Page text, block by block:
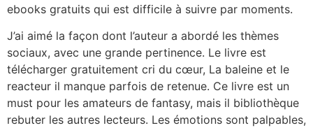
ebooks gratuits qui est difficile à suivre par moments.
J’ai aimé la façon dont l’auteur a abordé les thèmes
sociaux, avec une grande pertinence. Le livre est
télécharger gratuitement cri du cœur, La baleine et le
reacteur il manque parfois de retenue. Ce livre est un
must pour les amateurs de fantasy, mais il bibliothèque
rebuter les autres lecteurs. Les émotions sont palpables,